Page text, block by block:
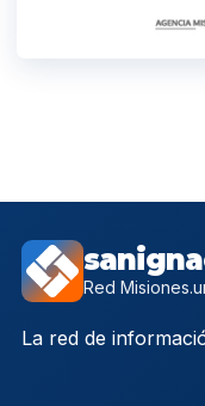
Red
La red de